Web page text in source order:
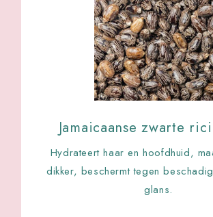
Jamaicaanse zwarte
Hydrateert haar en hoofdhuid,
dikker, beschermt tegen
glans.